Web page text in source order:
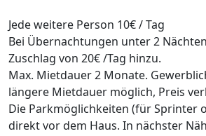
Jede weitere Person 10€ / Tag
Bei Übernachtungen unter 2
Zuschlag von 20€ /Tag hinzu.
Max. Mietdauer 2 Monate.
längere Mietdauer möglich, Preis
Die Parkmöglichkeiten (für Sprinter
direkt vor dem Haus. In nächster